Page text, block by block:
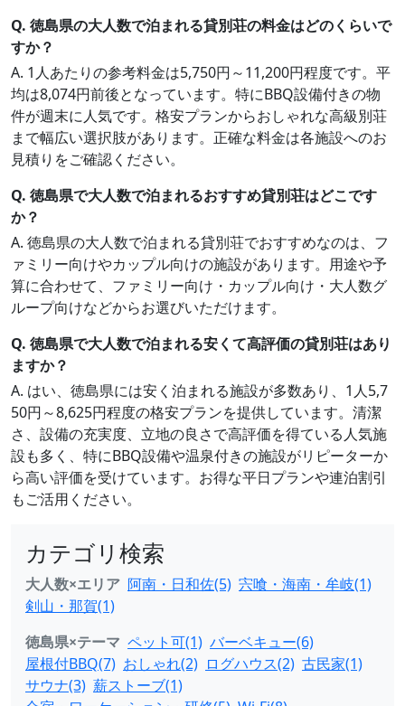
Q. 徳島県の大人数で泊まれる貸別荘の料金はどのくらいで
すか？
A. 1人あたりの参考料金は5,750円～11,200円程度です。平
均は8,074円前後となっています。特にBBQ設備付きの物
件が週末に人気です。格安プランからおしゃれな高級別荘
まで幅広い選択肢があります。正確な料金は各施設へのお
見積りをご確認ください。
Q. 徳島県で大人数で泊まれるおすすめ貸別荘はどこです
か？
A. 徳島県の大人数で泊まれる貸別荘でおすすめなのは、フ
ァミリー向けやカップル向けの施設があります。用途や予
算に合わせて、ファミリー向け・カップル向け・大人数グ
ループ向けなどからお選びいただけます。
Q. 徳島県で大人数で泊まれる安くて高評価の貸別荘はあり
ますか？
A. はい、徳島県には安く泊まれる施設が多数あり、1人5,7
50円～8,625円程度の格安プランを提供しています。清潔
さ、設備の充実度、立地の良さで高評価を得ている人気施
設も多く、特にBBQ設備や温泉付きの施設がリピーターか
ら高い評価を受けています。お得な平日プランや連泊割引
もご活用ください。
カテゴリ検索
大人数×エリア 阿南・日和佐(5) 宍喰・海南・牟岐(1)
剣山・那賀(1)
徳島県×テーマ ペット可(1) バーベキュー(6)
屋根付BBQ(7) おしゃれ(2) ログハウス(2) 古民家(1)
サウナ(3) 薪ストーブ(1)